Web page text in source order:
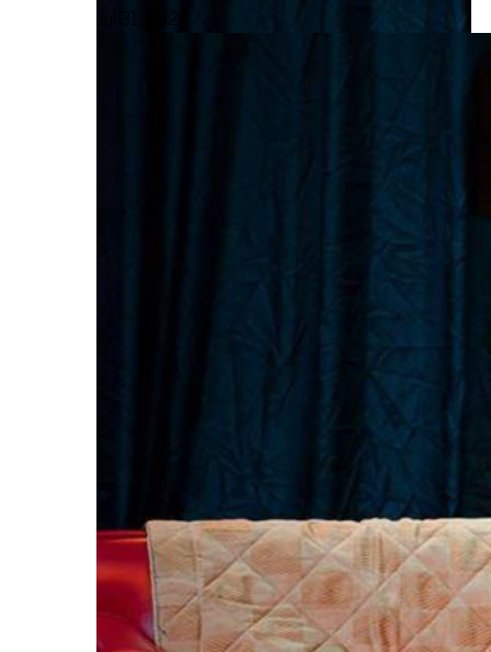
Jul 31, 2026